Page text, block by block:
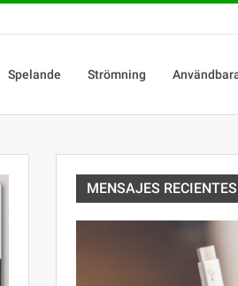
Spelande Strömning
MENSAJES RECIENTES